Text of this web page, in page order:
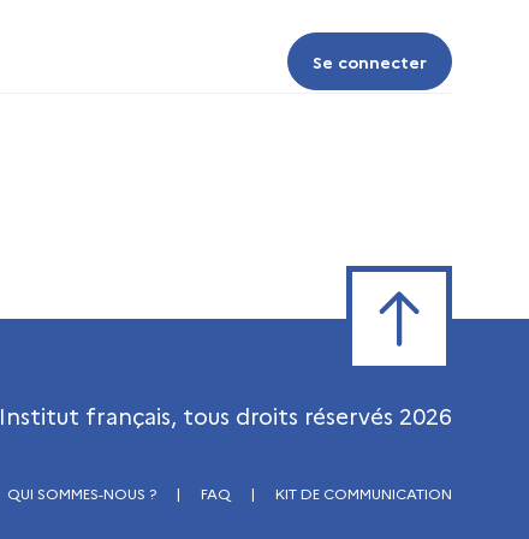
Se connecter
Se connecter
Institut français, tous droits réservés 2026
QUI SOMMES-NOUS ? | FAQ | KIT DE COMMUNICATION